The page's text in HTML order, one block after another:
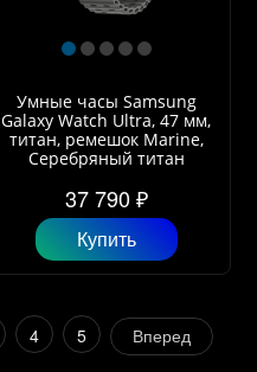
Умные часы Samsung
Galaxy Watch Ultra, 47 мм,
титан, ремешок Marine,
Серебряный титан
37 790 ₽
Купить
4 5 Вперед